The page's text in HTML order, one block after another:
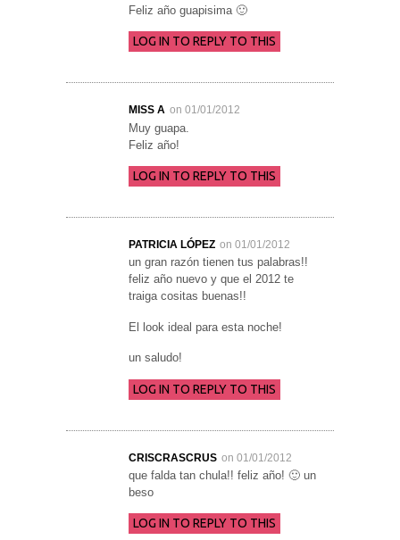
Feliz año guapisima 🙂
LOG IN TO REPLY TO THIS
MISS A on 01/01/2012
Muy guapa.
Feliz año!
LOG IN TO REPLY TO THIS
PATRICIA LÓPEZ on 01/01/2012
un gran razón tienen tus palabras!!
feliz año nuevo y que el 2012 te
traiga cositas buenas!!
El look ideal para esta noche!
un saludo!
LOG IN TO REPLY TO THIS
CRISCRASCRUS on 01/01/2012
que falda tan chula!! feliz año! 🙂 un
beso
LOG IN TO REPLY TO THIS